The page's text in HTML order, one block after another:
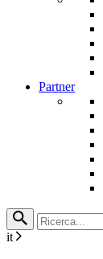
Partner
it